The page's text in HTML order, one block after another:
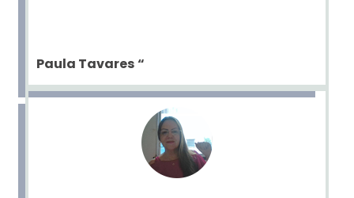
Paula Tavares“